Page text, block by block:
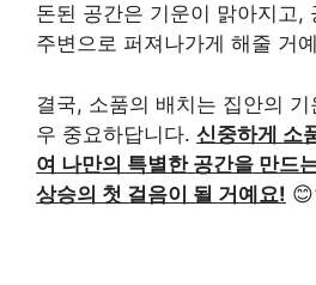
돈된 공간은 기운이 맑아지고,
주변으로 퍼져나가게 해줄 거
결국, 소품의 배치는 집안의
우 중요하답니다. 신중하게 소
여 나만의 특별한 공간을 만드
상승의 첫 걸음이 될 거예요!